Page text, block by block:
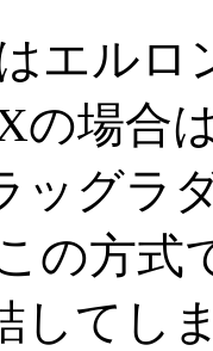
エル
の場合
ッグラ
の方式
してし